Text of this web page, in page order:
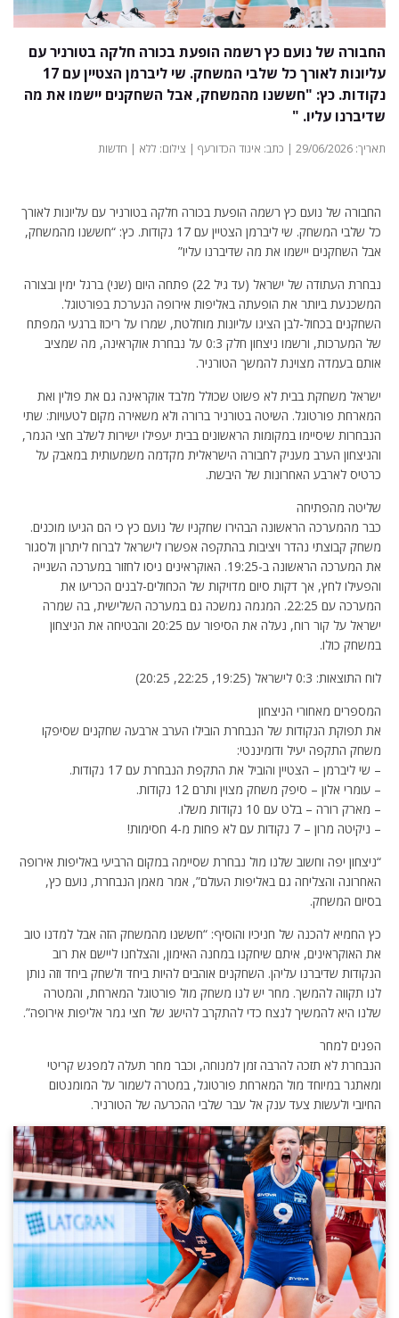
החבורה של נועם כץ רשמה הופעת בכורה חלקה בטורניר עם
עליונות לאורך כל שלבי המשחק. שי ליברמן הצטיין עם 17
נקודות. כץ: "חששנו מהמשחק, אבל השחקנים יישמו את מה
שדיברנו עליו. "
תאריך: 29/06/2026 | כתב: איגוד הכדורעף | צילום: ללא | חדשות
החבורה של נועם כץ רשמה הופעת בכורה חלקה בטורניר עם עליונות לאורך
כל שלבי המשחק. שי ליברמן הצטיין עם 17 נקודות. כץ: “חששנו מהמשחק,
אבל השחקנים יישמו את מה שדיברנו עליו”
נבחרת העתודה של ישראל (עד גיל 22) פתחה היום (שני) ברגל ימין ובצורה
המשכנעת ביותר את הופעתה באליפות אירופה הנערכת בפורטוגל.
השחקנים בכחול-לבן הציגו עליונות מוחלטת, שמרו על ריכוז ברגעי המפתח
של המערכות, ורשמו ניצחון חלק 0:3 על נבחרת אוקראינה, מה שמציב
אותם בעמדה מצוינת להמשך הטורניר.
ישראל משחקת בבית לא פשוט שכולל מלבד אוקראינה גם את פולין ואת
המארחת פורטוגל. השיטה בטורניר ברורה ולא משאירה מקום לטעויות: שתי
הנבחרות שיסיימו במקומות הראשונים בבית יעפילו ישירות לשלב חצי הגמר,
והניצחון הערב מעניק לחבורה הישראלית מקדמה משמעותית במאבק על
כרטיס לארבע האחרונות של היבשת.
שליטה מהפתיחה
כבר מהמערכה הראשונה הבהירו שחקניו של נועם כץ כי הם הגיעו מוכנים.
משחק קבוצתי נהדר ויציבות בהתקפה אפשרו לישראל לברוח ליתרון ולסגור
את המערכה הראשונה ב-19:25. האוקראינים ניסו לחזור במערכה השנייה
והפעילו לחץ, אך דקות סיום מדויקות של הכחולים-לבנים הכריעו את
המערכה עם 22:25. המגמה נמשכה גם במערכה השלישית, בה שמרה
ישראל על קור רוח, נעלה את הסיפור עם 20:25 והבטיחה את הניצחון
במשחק כולו.
לוח התוצאות: 0:3 לישראל (19:25, 22:25, 20:25)
המספרים מאחורי הניצחון
את תפוקת הנקודות של הנבחרת הובילו הערב ארבעה שחקנים שסיפקו
משחק התקפה יעיל ודומיננטי:
– שי ליברמן – הצטיין והוביל את התקפת הנבחרת עם 17 נקודות.
– עומרי אלון – סיפק משחק מצוין ותרם 12 נקודות.
– מארק רורה – בלט עם 10 נקודות משלו.
– ניקיטה מרון – 7 נקודות עם לא פחות מ-4 חסימות!
“ניצחון יפה וחשוב שלנו מול נבחרת שסיימה במקום הרביעי באליפות אירופה
האחרונה והצליחה גם באליפות העולם”, אמר מאמן הנבחרת, נועם כץ,
בסיום המשחק.
כץ החמיא להכנה של חניכיו והוסיף: “חששנו מהמשחק הזה אבל למדנו טוב
את האוקראינים, איתם שיחקנו במחנה האימון, והצלחנו ליישם את רוב
הנקודות שדיברנו עליהן. השחקנים אוהבים להיות ביחד ולשחק ביחד וזה נותן
לנו תקווה להמשך. מחר יש לנו משחק מול פורטוגל המארחת, והמטרה
שלנו היא להמשיך לנצח כדי להתקרב להישג של חצי גמר אליפות אירופה”.
הפנים למחר
הנבחרת לא תזכה להרבה זמן למנוחה, וכבר מחר תעלה למפגש קריטי
ומאתגר במיוחד מול המארחת פורטוגל, במטרה לשמור על המומנטום
החיובי ולעשות צעד ענק אל עבר שלבי ההכרעה של הטורניר.